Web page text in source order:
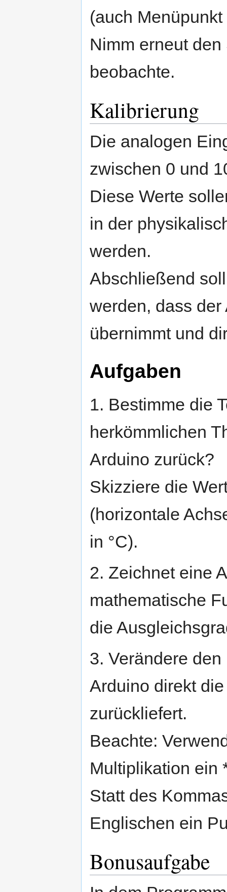
(auch
Nimm erneut
beobachte.
Kalibrierung
Die analogen
zwischen 0 und
Diese Werte
in der
werden.
Abschließend
werden, dass
übernimmt und
Aufgaben
1. Bestimme die
herkömmlichen
Arduino zurück?
Skizziere die
(horizontale
in °C).
2. Zeichnet eine
mathematische
die
3. Verändere
Arduino direkt
zurückliefert.
Beachte:
Multiplikation ein
Statt des
Englischen ein
Bonusaufgabe